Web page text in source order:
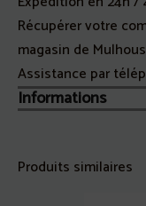
ventilateur
Essential
table
VU2110F0
Rowenta
Récupérer votre
magasin de
Assistance par
Informations
Produits similaires